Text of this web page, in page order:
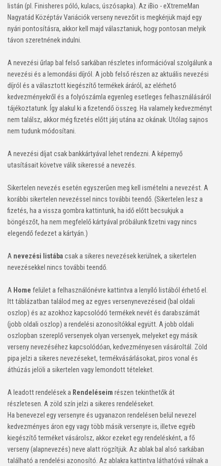
listán (pl. Finisheres póló, kulacs, úszósapka). Az iBio - eXtremeMan
Nagyatád Középtáv Variációk verseny nevezőit is megkérjük majd egy
nyári pontosításra, akkor kell majd választaniuk, hogy pontosan melyik
távon szeretnének indulni.
A nevezési űrlap bal felső sarkában részletes információval szolgálunk a
nevezési és a lemondási díjról. A jobb felső részen az aktuális nevezési
díjról és a választott kiegészítő termékek áráról, az elérhető
kedvezményekről és a folyószámla egyenleg esetleges felhasználásáról
tájékoztatunk. Így alakul ki a fizetendő összeg. Ha valamely kedvezményt
nem találsz, akkor még fizetés előtt járj utána az okának. Utólag sajnos
nem tudunk módosítani.
A nevezési díjat csak bankkártyával lehet rendezni. A képernyő
utasításait követve válik sikeressé a nevezés.
Sikertelen nevezés esetén egyszerűen meg kell ismételni a nevezést. A
korábbi sikertelen nevezéssel nincs további teendő. (Sikertelen lesz a
fizetés, ha a vissza gombra kattintunk, ha idő előtt becsukjuk a
böngészőt, ha nem megfelelő kártyával próbálunk fizetni vagy nincs
elegendő fedezet a kártyán.)
A nevezési listába csak a sikeres nevezések kerülnek, a sikertelen
nevezésekkel nincs további teendő.
A Home felület a felhasználónévre kattintva a lenyíló listából érhető el.
Itt táblázatban találod meg az egyes versenynevezéseid (bal oldali
oszlop) és az azokhoz kapcsolódó termékek nevét és darabszámát
(jobb oldali oszlop) a rendelési azonosítókkal együtt. A jobb oldali
oszlopban szereplő versenyek olyan versenyek, melyeket egy másik
verseny nevezéséhez kapcsolódóan, kedvezményesen vásároltál. Zöld
pipa jelzi a sikeres nevezéseket, termékvásárlásokat, piros vonal és
áthúzás jelöli a sikertelen vagy lemondott tételeket.
A leadott rendelések a Rendeléseim részen tekinthetők át
részletesen. A zöld szín jelzi a sikeres rendeléseket.
Ha benevezel egy versenyre és ugyanazon rendelésen belül nevezel
kedvezményes áron egy vagy több másik versenyre is, illetve egyéb
kiegészítő terméket vásárolsz, akkor ezeket egy rendelésként, a fő
verseny (alapnevezés) neve alatt rögzítjük. Az ablak bal alsó sarkában
található a rendelési azonosító. Az ablakra kattintva láthatóvá válnak a